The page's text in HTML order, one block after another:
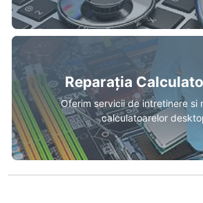
Reparația
Oferim servicii de intretinere si
calculatoarelor